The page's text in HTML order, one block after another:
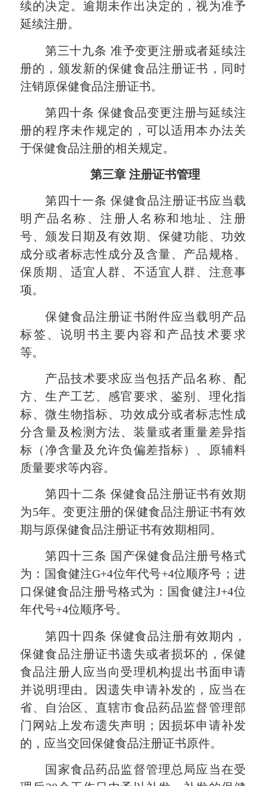
续的决定。逾期未作出决定的，视为准予
延续注册。
第三十九条 准予变更注册或者延续注
册的，颁发新的保健食品注册证书，同时
注销原保健食品注册证书。
第四十条 保健食品变更注册与延续注
册的程序未作规定的，可以适用本办法关
于保健食品注册的相关规定。
第三章 注册证书管理
第四十一条 保健食品注册证书应当载
明产品名称、注册人名称和地址、注册
号、颁发日期及有效期、保健功能、功效
成分或者标志性成分及含量、产品规格、
保质期、适宜人群、不适宜人群、注意事
项。
保健食品注册证书附件应当载明产品
标签、说明书主要内容和产品技术要求
等。
产品技术要求应当包括产品名称、配
方、生产工艺、感官要求、鉴别、理化指
标、微生物指标、功效成分或者标志性成
分含量及检测方法、装量或者重量差异指
标（净含量及允许负偏差指标）、原辅料
质量要求等内容。
第四十二条 保健食品注册证书有效期
为5年。变更注册的保健食品注册证书有效
期与原保健食品注册证书有效期相同。
第四十三条 国产保健食品注册号格式
为：国食健注G+4位年代号+4位顺序号；进
口保健食品注册号格式为：国食健注J+4位
年代号+4位顺序号。
第四十四条 保健食品注册有效期内，
保健食品注册证书遗失或者损坏的，保健
食品注册人应当向受理机构提出书面申请
并说明理由。因遗失申请补发的，应当在
省、自治区、直辖市食品药品监督管理部
门网站上发布遗失声明；因损坏申请补发
的，应当交回保健食品注册证书原件。
国家食品药品监督管理总局应当在受